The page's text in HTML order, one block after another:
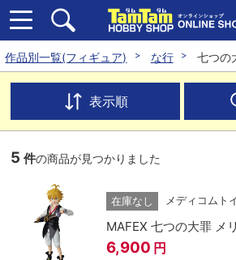
作品別一覧(フィギュア) な行 七つの
表示順
5 件の商品が見つかりました
在庫なし メディコムト
MAFEX 七つの大罪 メ
6,900 円